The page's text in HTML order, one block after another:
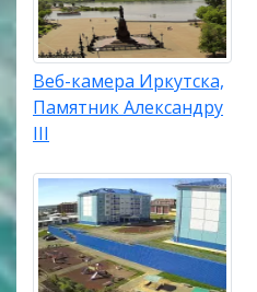
Веб-камера Иркутска,
Памятник Александру
III